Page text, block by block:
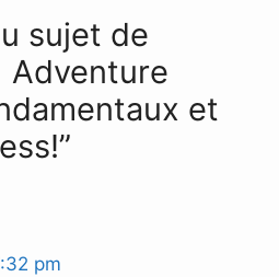
sujet de
Adventure
et
pm